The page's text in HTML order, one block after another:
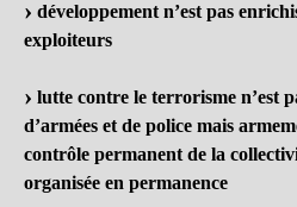
développement n’est pas
exploiteurs
lutte contre le terrorisme n’est
d’armées et de police mais
contrôle permanent de la
organisée en permanence